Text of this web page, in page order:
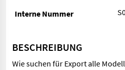
Interne Nummer
BESCHREIBUNG
Wie suchen für Export alle